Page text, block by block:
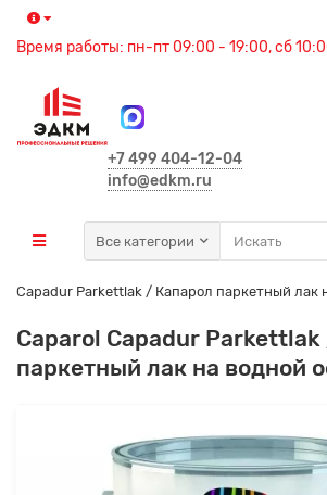
Время работы: пн-пт 09:00 - 19:00, сб
+7 499 404-12-04
info@edkm.ru
Все категории
Capadur Parkettlak / Капарол паркетный лак
Caparol Capadur
паркетный лак на водной